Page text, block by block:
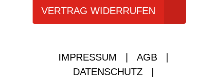
VERTRAG WIDERRUFEN
IMPRESSUM AGB
DATENSCHUTZ